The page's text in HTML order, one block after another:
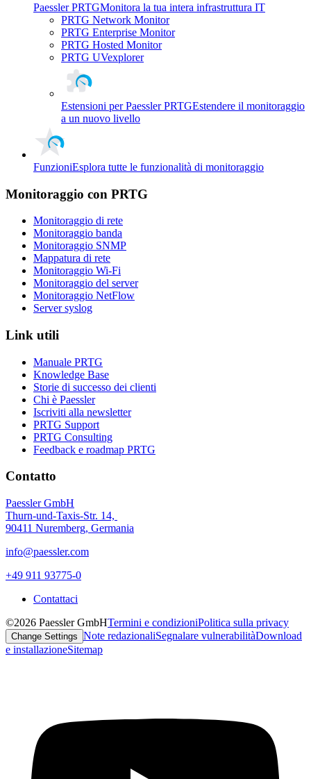
Paessler PRTGMonitora la tua intera infrastruttura IT
PRTG Network Monitor
PRTG Enterprise Monitor
PRTG Hosted Monitor
PRTG UVexplorer
Estensioni per Paessler PRTGEstendere il monitoraggio
a un nuovo livello
FunzioniEsplora tutte le funzionalità di monitoraggio
Monitoraggio con PRTG
Monitoraggio di rete
Monitoraggio banda
Monitoraggio SNMP
Mappatura di rete
Monitoraggio Wi-Fi
Monitoraggio del server
Monitoraggio NetFlow
Server syslog
Link utili
Manuale PRTG
Knowledge Base
Storie di successo dei clienti
Chi è Paessler
Iscriviti alla newsletter
PRTG Support
PRTG Consulting
Feedback e roadmap PRTG
Contatto
Paessler GmbH
Thurn-und-Taxis-Str. 14,
90411 Nuremberg, Germania
info@paessler.com
+49 911 93775-0
Contattaci
©2026 Paessler GmbHTermini e condizioniPolitica sulla privacy
Change Settings Note redazionaliSegnalare vulnerabilitàDownload
e installazioneSitemap